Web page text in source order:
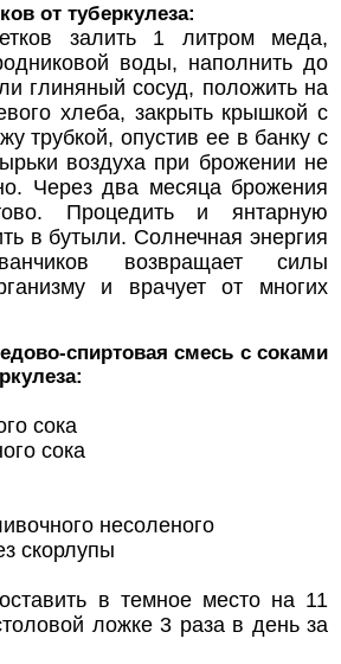
от туберкулеза:
залить 1 литром меда,
воды, наполнить до
глиняный сосуд, положить на
хлеба, закрыть крышкой с
трубкой, опустив ее в банку с
воздуха при брожении не
Через два месяца брожения
Процедить и янтарную
в бутыли. Солнечная энергия
возвращает силы
и врачует от многих
спиртовая смесь с соками
сока
сока
несоленого
скорлупы
в темное место на 11
ложке 3 раза в день за